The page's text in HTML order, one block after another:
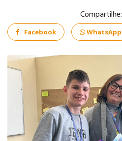
EXTERIOR
INFORMÁTICA
Compartilhe:
Facebook WhatsApp